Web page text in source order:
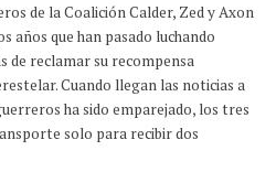
de la Coalición Calder, Zed y Axon
años que han pasado luchando
de reclamar su recompensa
Cuando llegan las noticias a
ha sido emparejado, los tres
solo para recibir dos